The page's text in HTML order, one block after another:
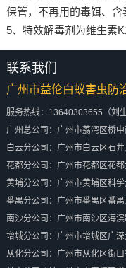
保管，不再用的毒饵、含
5、特效解毒剂为维生素
联系我们
广州市益伦白蚁害虫防
服务热线：13640303655（刘生
广州总公司：广州市荔湾区桥
白云分公司：广州市白云区石
花都分公司：广州市花都区花
黄埔分公司：广州市黄埔区科
番禺分公司：广州市番禺区番
南沙分公司：广州市南沙区海
增城分公司：广州市增城区广
从化分公司：广州市从化区街